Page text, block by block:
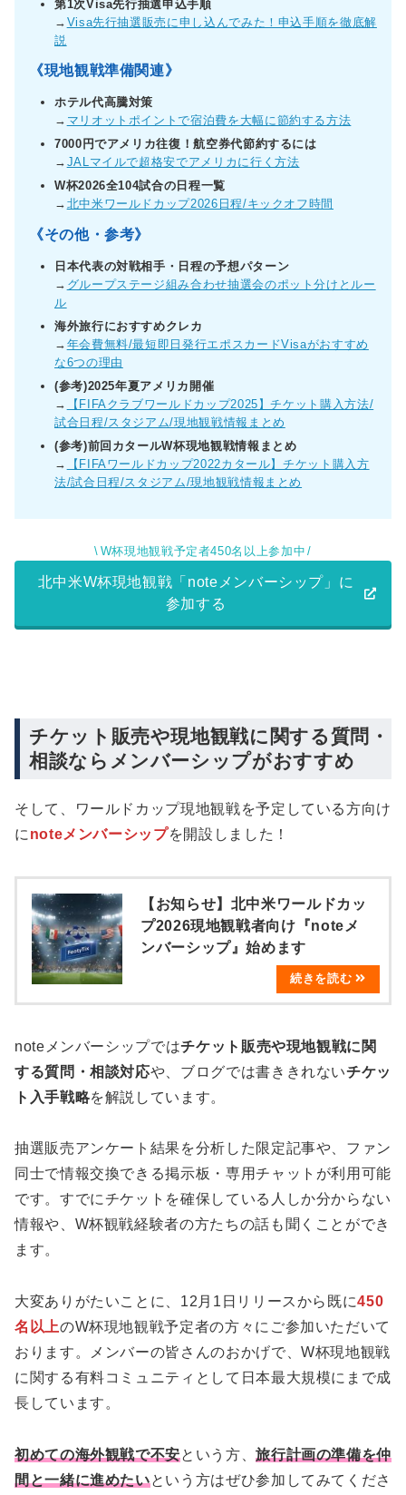
第1次Visa先行抽選申込手順
→ Visa先行抽選販売に申し込んでみた！申込手順を徹底解
説
《現地観戦準備関連》
ホテル代高騰対策
→ マリオットポイントで宿泊費を大幅に節約する方法
7000円でアメリカ往復！航空券代節約するには
→ JALマイルで超格安でアメリカに行く方法
W杯2026全104試合の日程一覧
→ 北中米ワールドカップ2026日程/キックオフ時間
《その他・参考》
日本代表の対戦相手・日程の予想パターン
→ グループステージ組み合わせ抽選会のポット分けとルー
ル
海外旅行におすすめクレカ
→ 年会費無料/最短即日発行エポスカードVisaがおすすめ
な6つの理由
(参考)2025年夏アメリカ開催
→
【FIFAクラブワールドカップ2025】チケット購入方法/
試合日程/スタジアム/現地観戦情報まとめ
(参考)前回カタールW杯現地観戦情報まとめ
→
【FIFAワールドカップ2022カタール】チケット購入方
法/試合日程/スタジアム/現地観戦情報まとめ
W杯現地観戦予定者450名以上参加中
北中米W杯現地観戦「noteメンバーシップ」に
参加する
チケット販売や現地観戦に関する質問・
相談ならメンバーシップがおすすめ
そして、ワールドカップ現地観戦を予定している方向け
に noteメンバーシップを開設しました！
【お知らせ】北中米ワールドカッ
プ2026現地観戦者向け『noteメ
ンバーシップ』始めます
noteメンバーシップではチケット販売や現地観戦に関
する質問・相談対応や、ブログでは書ききれないチケッ
ト入手戦略を解説しています。
抽選販売アンケート結果を分析した限定記事や、ファン
同士で情報交換できる掲示板・専用チャットが利用可能
です。すでにチケットを確保している人しか分からない
情報や、W杯観戦経験者の方たちの話も聞くことができ
ます。
大変ありがたいことに、12月1日リリースから既に450
名以上のW杯現地観戦予定者の方々にご参加いただいて
おります。メンバーの皆さんのおかげで、W杯現地観戦
に関する有料コミュニティとして日本最大規模にまで成
長しています。
初めての海外観戦で不安という方、旅行計画の準備を仲
間と一緒に進めたいという方はぜひ参加してみてくださ